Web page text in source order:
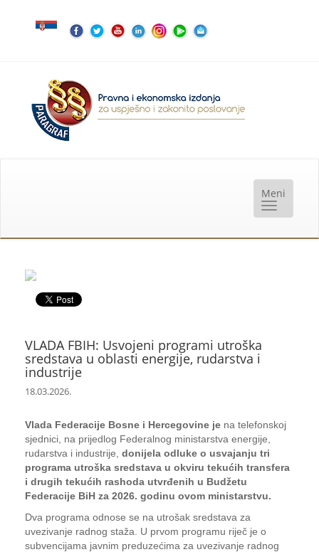
VLADA FBIH: Usvojeni programi utroška
sredstava u oblasti energije, rudarstva i
industrije
18.03.2026.
Vlada Federacije Bosne i Hercegovine je na telefonskoj
sjednici, na prijedlog Federalnog ministarstva energije,
rudarstva i industrije, donijela odluke o usvajanju tri
programa utroška sredstava u okviru tekućih transfera
i drugih tekućih rashoda utvrđenih u Budžetu
Federacije BiH za 2026. godinu ovom ministarstvu.
Dva programa odnose se na utrošak sredstava za
uvezivanje radnog staža. U prvom programu riječ je o
subvencijama javnim preduzećima za uvezivanje radnog